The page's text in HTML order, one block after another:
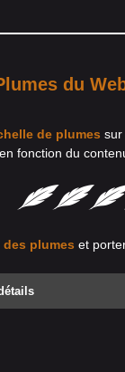
du
de plumes sur
, en fonction du
plumes et